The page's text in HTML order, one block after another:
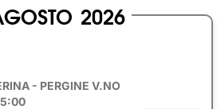
2026
- PERGINE V.NO